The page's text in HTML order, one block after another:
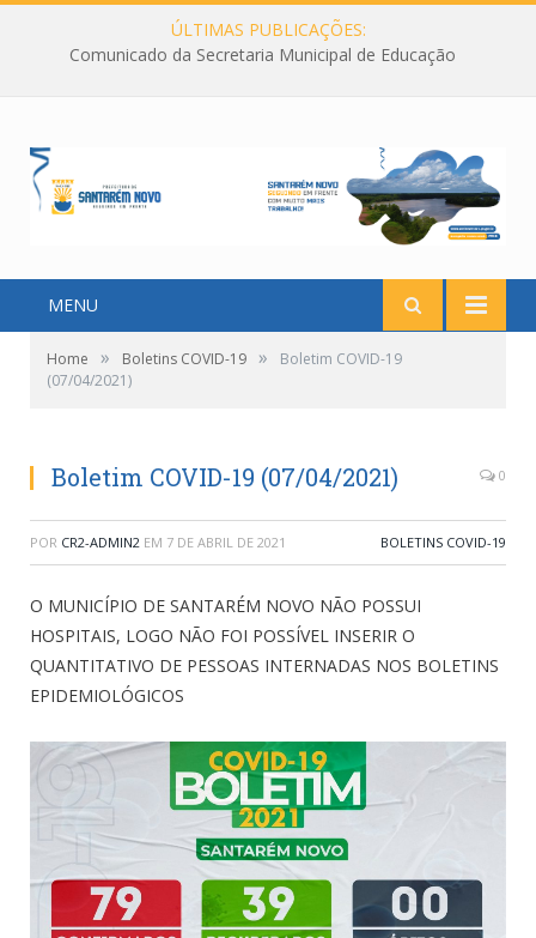
ÚLTIMAS PUBLICAÇÕES:
Comunicado da Secretaria Municipal de Educação
MENU
Home » Boletins COVID-19 »
Boletim COVID-19
(07/04/2021)
Boletim COVID-19 (07/04/2021) 0
POR CR2-ADMIN2 EM 7 DE ABRIL DE 2021 BOLETINS COVID-19
O MUNICÍPIO DE SANTARÉM NOVO NÃO POSSUI
HOSPITAIS, LOGO NÃO FOI POSSÍVEL INSERIR O
QUANTITATIVO DE PESSOAS INTERNADAS NOS BOLETINS
EPIDEMIOLÓGICOS